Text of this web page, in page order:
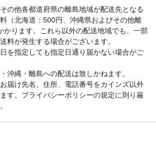
の他各都道府県の離島地域が配送先となる
（北海道：500円、沖縄県およびその他離
かります。これら以外の配送地域でも、一部
料が発生する場合がございます。
を指定しても指定日通り届かない場合がご
沖縄・離島への配送は致しかねます。
届け先名、住所、電話番号をカインズ以外
す。プライバシーポリシーの規定に則り厳